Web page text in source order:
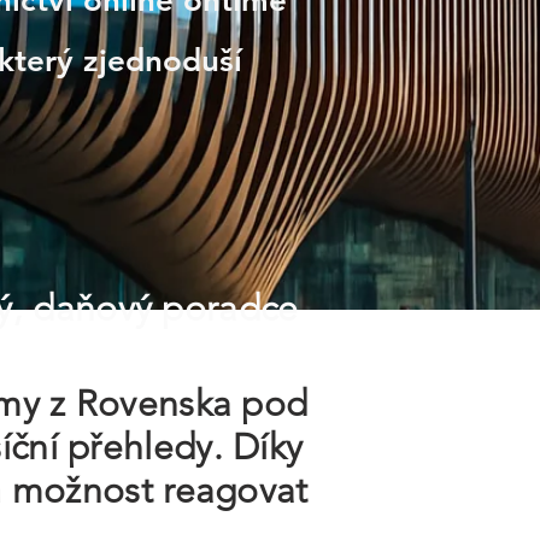
zjednoduší
daňový poradce
z Rovenska pod
přehledy. Díky
možnost reagovat